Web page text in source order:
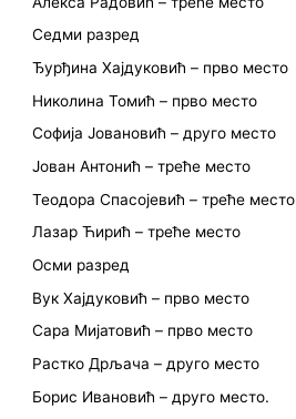
Седми разред
Ђурђина Хајдуковић – прво место
Николина Томић – прво место
Софија Јовановић – друго место
Јован Антонић – треће место
Теодора Спасојевић – треће место
Лазар Ћирић – треће место
Осми разред
Вук Хајдуковић – прво место
Сара Мијатовић – прво место
Растко Дрљача – друго место
Борис Ивановић – друго место.